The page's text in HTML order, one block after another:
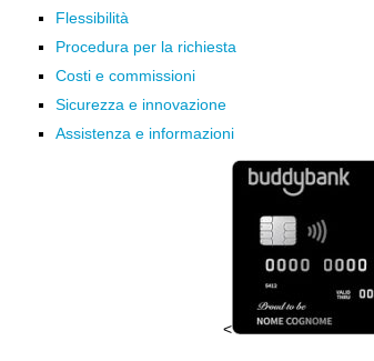
Flessibilità
Procedura per la richiesta
Costi e commissioni
Sicurezza e innovazione
Assistenza e informazioni
<